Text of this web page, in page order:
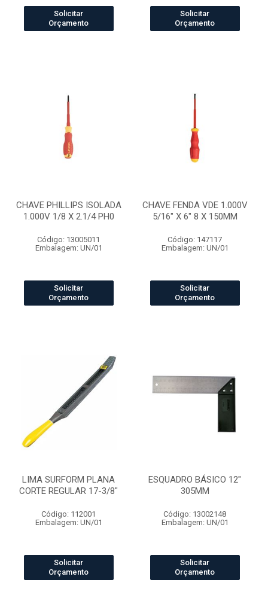
Solicitar
Orçamento
Solicitar
Orçamento
CHAVE PHILLIPS ISOLADA
1.000V 1/8 X 2.1/4 PH0
Código: 13005011
Embalagem: UN/01
Solicitar
Orçamento
CHAVE FENDA VDE 1.000V
5/16" X 6" 8 X 150MM
Código: 147117
Embalagem: UN/01
Solicitar
Orçamento
LIMA SURFORM PLANA
CORTE REGULAR 17-3/8"
Código: 112001
Embalagem: UN/01
Solicitar
Orçamento
ESQUADRO BÁSICO 12"
305MM
Código: 13002148
Embalagem: UN/01
Solicitar
Orçamento